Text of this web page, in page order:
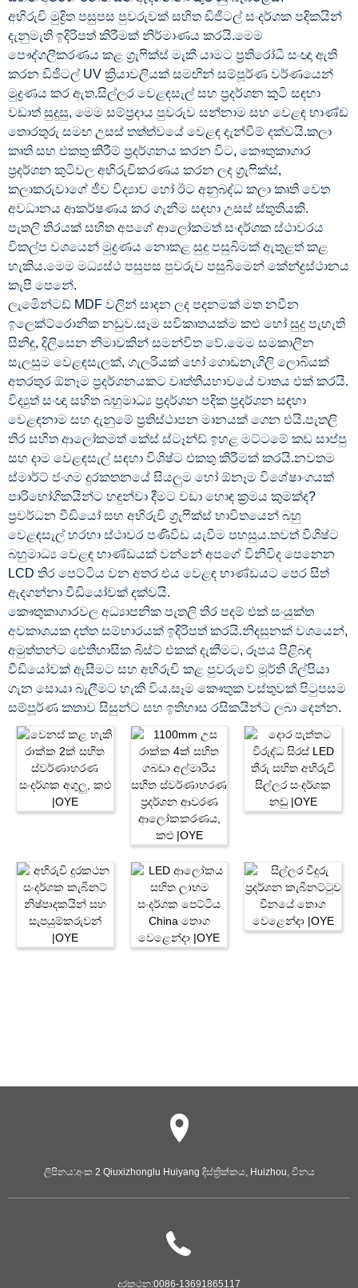
අභිරුචි මුද්‍රිත පසුපස පුවරුවක් සහිත ඩිජිටල් සංදර්ශක පදිකයින්
දැනුමැති ඉදිරිපත් කිරීමක් නිර්මාණය කරයි.මෙම
පෞද්ගලීකරණය කළ ග්‍රැෆික්ස් මැකී යාමට ප්‍රතිරෝධී සංඥා ඇති
කරන ඩිජිටල් UV ක්‍රියාවලියක් සමඟින් සම්පූර්ණ වර්ණයෙන්
මුද්‍රණය කර ඇත.සිල්ලර වෙළඳසැල් සහ ප්‍රදර්ශන කුටි සඳහා
වඩාත් සුදුසු, මෙම සම්ප්‍රදාය පුවරුව සන්නාම සහ වෙළඳ භාණ්ඩ
තොරතුරු සමඟ උසස් තත්ත්වයේ වෙළඳ දැන්වීම් දක්වයි.කලා
කෘති සහ එකතු කිරීම් ප්‍රදර්ශනය කරන විට, කෞතුකාගාර
ප්‍රදර්ශන කුටිවල අභිරුචිකරණය කරන ලද ග්‍රැෆික්ස්,
කලාකරුවාගේ ජීව විද්‍යාව හෝ ඊට අනුබද්ධ කලා කෘති වෙත
අවධානය ආකර්ෂණය කර ගැනීම සඳහා උසස් ස්තුතියකි.
පැතලි තිරයක් සහිත අපගේ ආලෝකමත් සංදර්ශක ස්ථාවරය
විකල්ප වශයෙන් මුද්‍රණය නොකළ සුදු පසුබිමක් ඇතුළත් කළ
හැකිය.මෙම මධ්‍යස්ථ පසුපස පුවරුව පසුබිමෙන් කේන්ද්‍රස්ථානය
කැපී පෙනේ.
ලැමිෙන්ටඩ් MDF වලින් සාදන ලද පදනමක් මත නවීන
ඉලෙක්ට්රොනික නඩුව.සෑම සවිකෘතයක්ම කළු හෝ සුදු පැහැති
සිනිඳු, දිලිසෙන නිමාවකින් සමන්විත වේ.මෙම සමකාලීන
සැලසුම වෙළඳසැලක්, ගැලරියක් හෝ ගොඩනැගිලි ලොබියක්
අතරතුර ඕනෑම ප්‍රදර්ශනයකට වෘත්තීයභාවයේ වාතය එක් කරයි.
විද්‍යුත් සංඥා සහිත බහුමාධ්‍ය ප්‍රදර්ශන පදික ප්‍රදර්ශන සඳහා
වෙළඳනාම සහ දැනුමේ ප්‍රතිස්ථාපන මානයක් ගෙන එයි.පැතලි
තිර සහිත ආලෝකමත් කේස් ස්ටෑන්ඩ් ඉහළ මට්ටමේ කඩ සාප්පු
සහ දාම වෙළඳසැල් සඳහා විශිෂ්ට එකතු කිරීමක් කරයි.නවතම
ස්මාර්ට් ජංගම දුරකතනයේ සියලුම හෝ ඕනෑම විශේෂාංගයක්
පාරිභෝගිකයින්ට හඳුන්වා දීමට වඩා හොඳ ක්‍රමය කුමක්ද?
ප්‍රවර්ධන වීඩියෝ සහ අභිරුචි ග්‍රැෆික්ස් භාවිතයෙන් බහු
වෙළඳසැල් හරහා ස්ථාවර පණිවිඩ යැවීම පහසුය.තවත් විශිෂ්ට
බහුමාධ්‍ය වෙළඳ භාණ්ඩයක් වන්නේ අපගේ විනිවිද පෙනෙන
LCD තිර පෙට්ටිය වන අතර එය වෙළඳ භාණ්ඩයට පෙර සිත්
ඇදගන්නා වීඩියෝවක් දක්වයි.
කෞතුකාගාරවල අධ්‍යාපනික පැතලි තිර පදම් එක් සංයුක්ත
අවකාශයක දත්ත සම්භාරයක් ඉදිරිපත් කරයි.නිදසුනක් වශයෙන්,
අමුත්තන්ට ඓතිහාසික බිස්ට් එකක් දැකීමට, රූපය පිළිබඳ
වීඩියෝවක් ඇසීමට සහ අභිරුචි කළ පුවරුවේ මූර්ති ශිල්පියා
ගැන සොයා බැලීමට හැකි විය.සෑම කෞතුක වස්තුවක් පිටුපසම
සම්පූර්ණ කතාව සිසුන්ට සහ ඉතිහාස රසිකයින්ට ලබා දෙන්න.
ලිපිනය:අංක 2 Qiuxizhonglu Huiyang දිස්ත්‍රික්කය, Huizhou, චීනය
දුරකථන:0086-13691865117